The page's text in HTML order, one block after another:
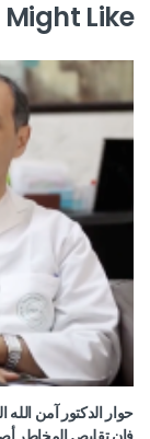
Might Like
حوار الدكتور آمن الله